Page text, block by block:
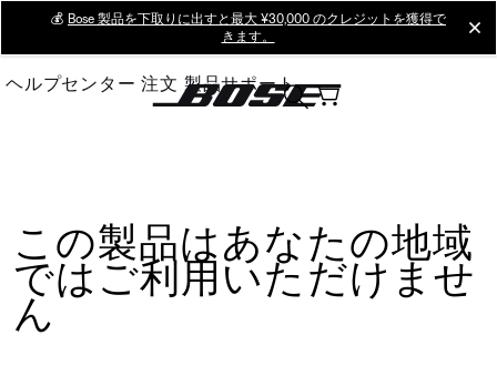
Main
💰 Bose 製品を下取りに出すと最大 ¥30,000 のクレジットを獲得で
きます。
ヘルプセンター 注文 製品サポート
この製品はあなたの地域
ではご利用いただけませ
ん